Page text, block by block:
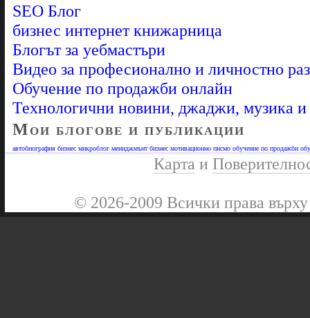
SEO Блог
бизнес интернет книжарница
Блогът за уебмастъри
Видео за професионално и личностно
Обучение по продажби онлайн
Технологични новини, джаджи, музика
Мои блогове и публикации
автобиография бизнес микроблог мениджмънт бизнес мотивационно писмо обучение по продажби
Карта и
© 2026-2009 Всички права върху